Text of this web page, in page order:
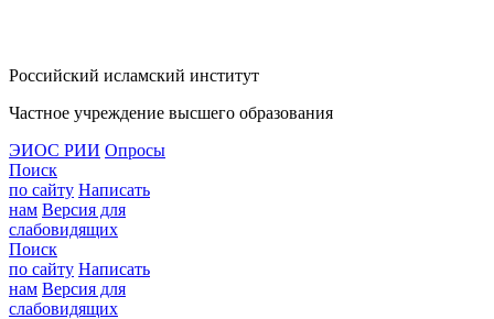
Российский исламский институт
Частное учреждение высшего образования
ЭИОС РИИ Опросы
Поиск
по сайту Написать
нам Версия для
слабовидящих
Поиск
по сайту Написать
нам Версия для
слабовидящих